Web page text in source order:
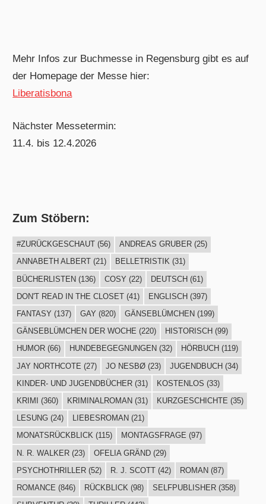
Mehr Infos zur Buchmesse in Regensburg gibt es auf
der Homepage der Messe hier:
Liberatisbona
Nächster Messetermin:
11.4. bis 12.4.2026
Zum Stöbern:
#ZURÜCKGESCHAUT(56) ANDREAS GRUBER(25)
ANNABETH ALBERT(21) BELLETRISTIK(31)
BÜCHERLISTEN(136) COSY (22) DEUTSCH(61)
DON'T READ IN THE CLOSET(41) ENGLISCH (397)
FANTASY (137) GAY (820) GÄNSEBLÜMCHEN (199)
GÄNSEBLÜMCHEN DER WOCHE (220) HISTORISCH (99)
HUMOR(66) HUNDEBEGEGNUNGEN (32) HÖRBUCH (119)
JAY NORTHCOTE (27) JO NESBØ(23) JUGENDBUCH(34)
KINDER- UND JUGENDBÜCHER(31) KOSTENLOS (33)
KRIMI
(360) KRIMINALROMAN (31) KURZGESCHICHTE (35)
LESUNG(24) LIEBESROMAN (21)
MONATSRÜCKBLICK(115) MONTAGSFRAGE (97)
N. R. WALKER(23) OFELIA GRÄND(29)
PSYCHOTHRILLER(52) R. J. SCOTT(42) ROMAN(87)
ROMANCE (846) RÜCKBLICK (98) SELFPUBLISHER(358)